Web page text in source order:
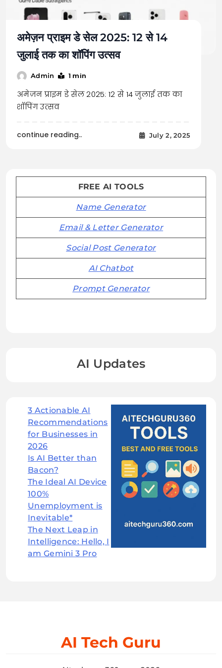
अमेज़न प्राइम डे सेल 2025: 12 से 14
जुलाई तक का शॉपिंग उत्सव
Admin 1 min
अमेज़न प्राइम डे सेल 2025: 12 से 14 जुलाई तक का
शॉपिंग उत्सव
continue reading.. July 2, 2025
FREE AI TOOLS
Name Generator
Email & Letter Generator
Social Post Generator
AI Chatbot
Prompt Generator
AI Updates
3 Actionable AI
Recommendations
for Businesses in
2026
Is AI Better than
Bacon?
The Ideal AI Device
100%
Unemployment is
Inevitable*
The Next Leap in
Intelligence: Hello, I
am Gemini 3 Pro
AI Tech Guru